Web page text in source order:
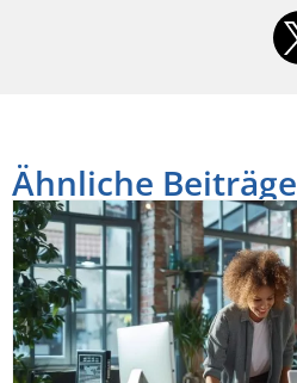
Ähnliche Beiträge